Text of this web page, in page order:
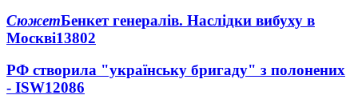
СюжетБенкет генералів. Наслідки вибуху в
Москві13802
РФ створила "українську бригаду" з полонених
- ISW12086